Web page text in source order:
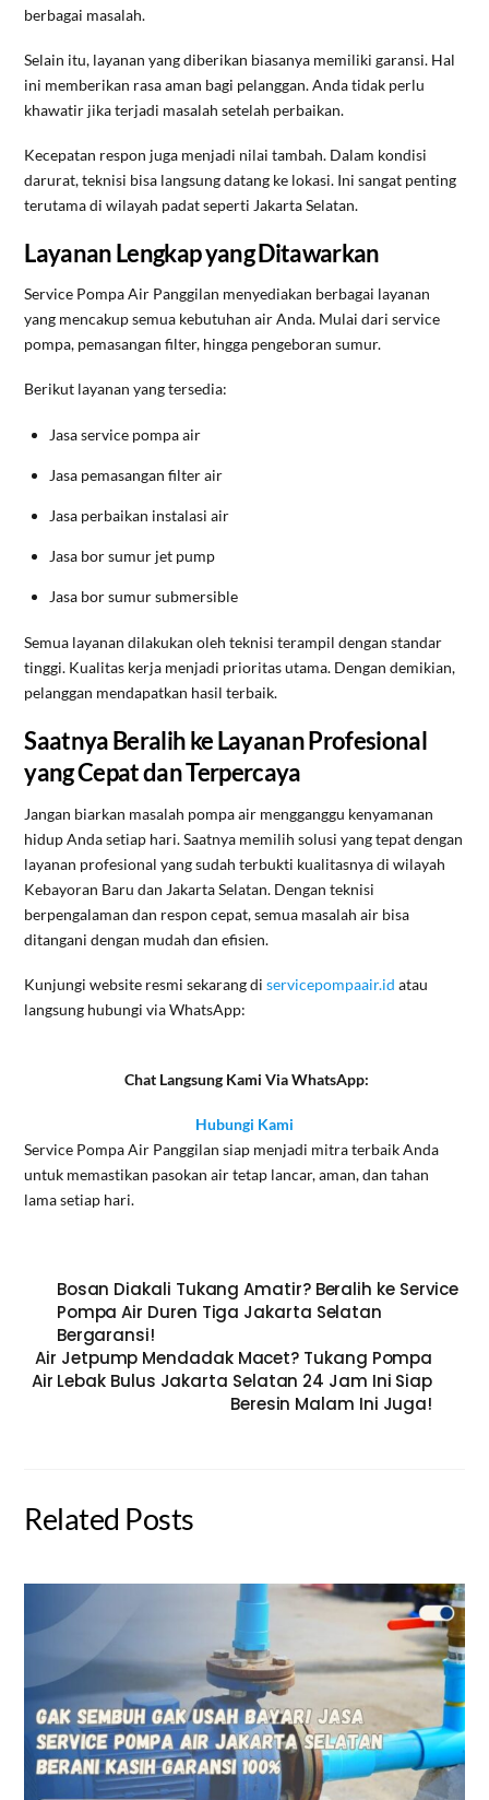
berbagai masalah.
Selain itu, layanan yang diberikan biasanya memiliki garansi. Hal
ini memberikan rasa aman bagi pelanggan. Anda tidak perlu
khawatir jika terjadi masalah setelah perbaikan.
Kecepatan respon juga menjadi nilai tambah. Dalam kondisi
darurat, teknisi bisa langsung datang ke lokasi. Ini sangat penting
terutama di wilayah padat seperti Jakarta Selatan.
Layanan Lengkap yang Ditawarkan
Service Pompa Air Panggilan menyediakan berbagai layanan
yang mencakup semua kebutuhan air Anda. Mulai dari service
pompa, pemasangan filter, hingga pengeboran sumur.
Berikut layanan yang tersedia:
Jasa service pompa air
Jasa pemasangan filter air
Jasa perbaikan instalasi air
Jasa bor sumur jet pump
Jasa bor sumur submersible
Semua layanan dilakukan oleh teknisi terampil dengan standar
tinggi. Kualitas kerja menjadi prioritas utama. Dengan demikian,
pelanggan mendapatkan hasil terbaik.
Saatnya Beralih ke Layanan Profesional
yang Cepat dan Terpercaya
Jangan biarkan masalah pompa air mengganggu kenyamanan
hidup Anda setiap hari. Saatnya memilih solusi yang tepat dengan
layanan profesional yang sudah terbukti kualitasnya di wilayah
Kebayoran Baru dan Jakarta Selatan. Dengan teknisi
berpengalaman dan respon cepat, semua masalah air bisa
ditangani dengan mudah dan efisien.
Kunjungi website resmi sekarang diservicepompaair.id atau
langsung hubungi via WhatsApp:
Chat Langsung Kami Via WhatsApp:
Hubungi Kami
Service Pompa Air Panggilan siap menjadi mitra terbaik Anda
untuk memastikan pasokan air tetap lancar, aman, dan tahan
lama setiap hari.
Bosan Diakali Tukang Amatir? Beralih ke Service
Pompa Air Duren Tiga Jakarta Selatan
Bergaransi!
Air Jetpump Mendadak Macet? Tukang Pompa
Air Lebak Bulus Jakarta Selatan 24 Jam Ini Siap
Beresin Malam Ini Juga!
Related Posts